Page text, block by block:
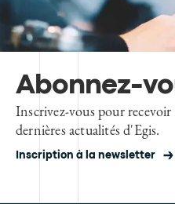
Abonnez-
Inscrivez-vous pour
dernières actualités d'Egis.
Inscription à la newsletter